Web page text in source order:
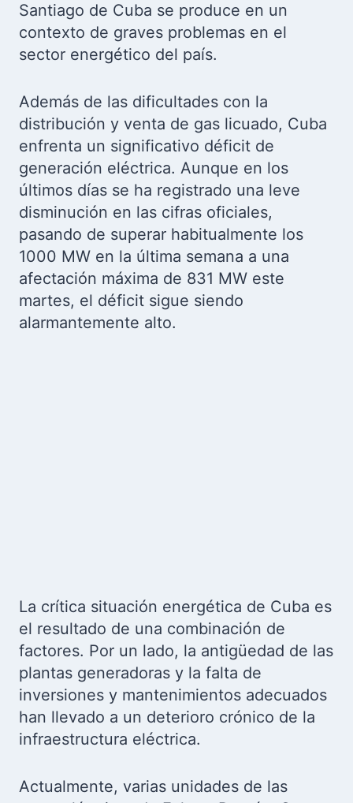
Santiago de Cuba se produce en un
contexto de graves problemas en el
sector energético del país.
Además de las dificultades con la
distribución y venta de gas licuado, Cuba
enfrenta un significativo déficit de
generación eléctrica. Aunque en los
últimos días se ha registrado una leve
disminución en las cifras oficiales,
pasando de superar habitualmente los
1000 MW en la última semana a una
afectación máxima de 831 MW este
martes, el déficit sigue siendo
alarmantemente alto.
La crítica situación energética de Cuba es
el resultado de una combinación de
factores. Por un lado, la antigüedad de las
plantas generadoras y la falta de
inversiones y mantenimientos adecuados
han llevado a un deterioro crónico de la
infraestructura eléctrica.
Actualmente, varias unidades de las